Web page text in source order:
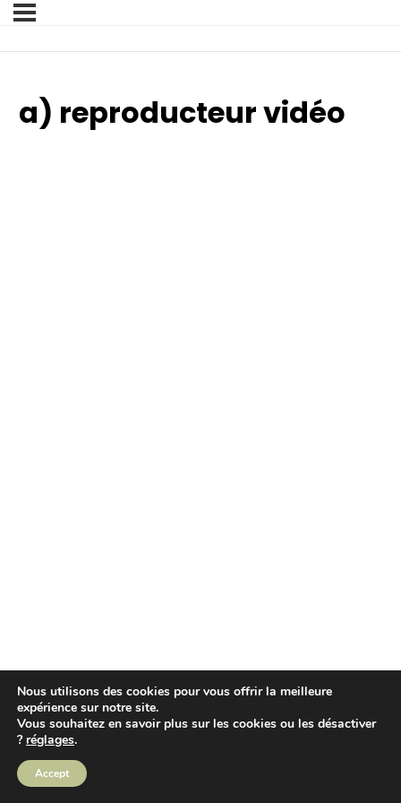
a) reproducteur vidéo
Nous utilisons des cookies pour vous offrir la meilleure
expérience sur notre site.
Vous souhaitez en savoir plus sur les cookies ou les désactiver
? réglages.
Accept